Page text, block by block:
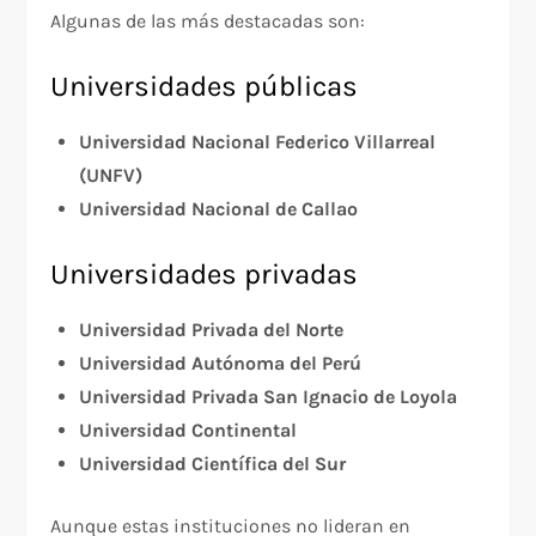
Algunas de las más destacadas son:
Universidades públicas
Universidad Nacional Federico Villarreal
(UNFV)
Universidad Nacional de Callao
Universidades privadas
Universidad Privada del Norte
Universidad Autónoma del Perú
Universidad Privada San Ignacio de Loyola
Universidad Continental
Universidad Científica del Sur
Aunque estas instituciones no lideran en